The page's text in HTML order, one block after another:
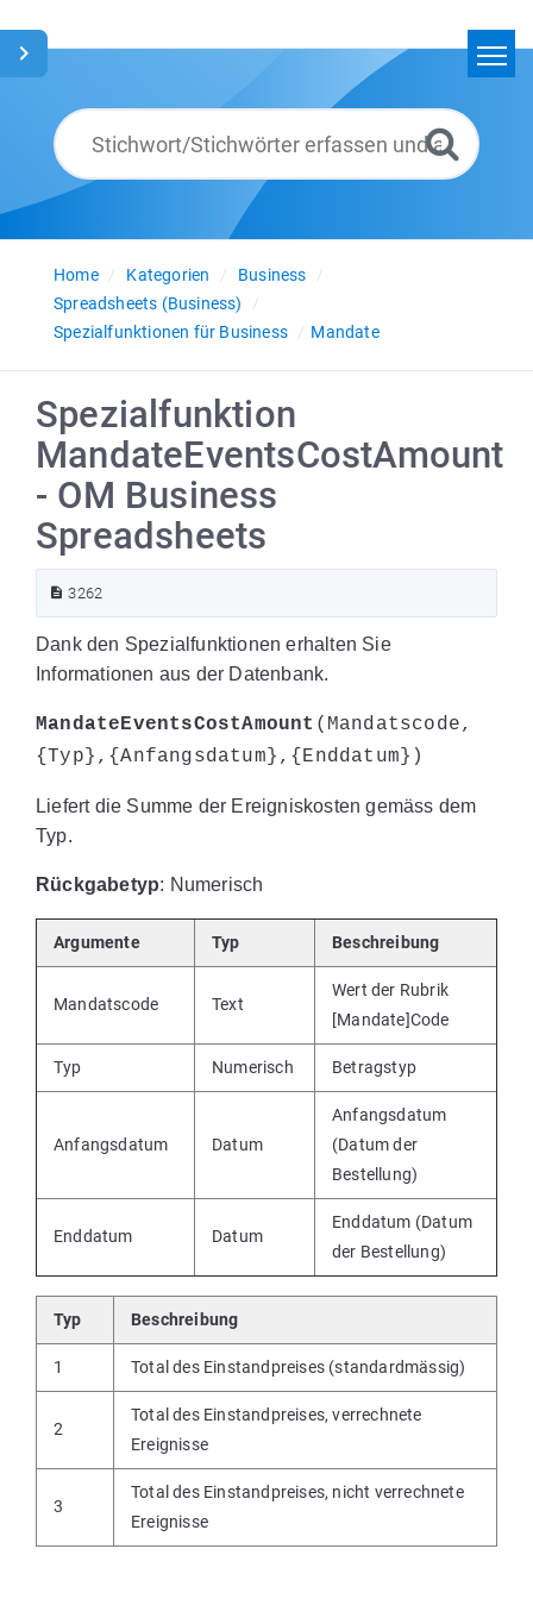
Glossar
Deutsch
Home
Kategorien
Business
Spreadsheets (Business)
Spezialfunktionen für Business
Mandate
Spezialfunktion
MandateEventsCostAmount
- OM Business
Spreadsheets
3262
Dank den Spezialfunktionen erhalten Sie
Informationen aus der Datenbank.
MandateEventsCostAmount (Mandatscode,
{Typ},{Anfangsdatum},{Enddatum})
Liefert die Summe der Ereigniskosten gemäss dem
Typ.
Rückgabetyp: Numerisch
Argumente Typ Beschreibung
Mandatscode Text
Wert der Rubrik
[Mandate]Code
Typ Numerisch Betragstyp
Anfangsdatum Datum
Anfangsdatum
(Datum der
Bestellung)
Enddatum Datum
Enddatum (Datum
der Bestellung)
Typ Beschreibung
1 Total des Einstandpreises (standardmässig)
2
Total des Einstandpreises, verrechnete
Ereignisse
3
Total des Einstandpreises, nicht verrechnete
Ereignisse